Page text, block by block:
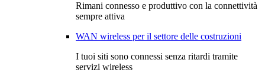
Rimani connesso e produttivo con la connettività
sempre attiva
WAN wireless per il settore delle costruzioni
I tuoi siti sono connessi senza ritardi tramite
servizi wireless